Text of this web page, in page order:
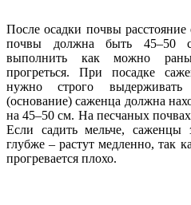
После осадки почвы
почвы должна быть 45–50
выполнить как можно
прогреться. При посадке
нужно строго
(основание) саженца должна
на 45–50 см. На песчаных
Если садить мельче, саженцы
глубже – растут медленно, так
прогревается плохо.